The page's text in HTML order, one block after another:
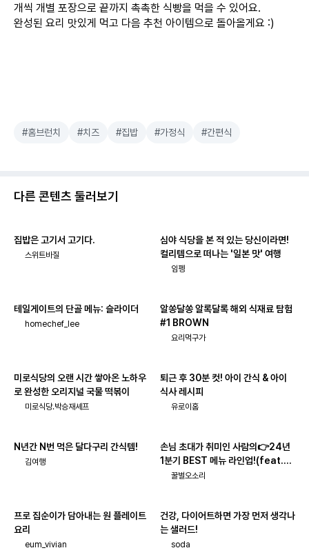
개씩 개별 포장으로 끝까지 촉촉한 식빵을 먹을 수 있어요.
완성된 요리 맛있게 먹고 다음 추천 아이템으로 돌아올게요 :)
#홈브런치 #치즈 #집밥 #가정식 #간편식
다른 콘텐츠 둘러보기
집밥은 고기서 고기다.
스위트바질
심야 식당을 본 적 있는 당신이라면!
컬리템으로 떠나는 '일본 맛' 여행
임펭
테일게이트의 단골 메뉴: 슬라이더
homechef_lee
알쏭달쏭 알록달록 해외 식재료 탐험
#1 BROWN
요리먹구가
미로식당의 오랜 시간 쌓아온 노하우
로 완성한 오리지널 국물 떡볶이
미로식당.박승재셰프
퇴근 후 30분 컷! 아이 간식 & 아이
식사 레시피
유로이홈
N년간 N번 먹은 달다구리 간식템!
김여행
손님 초대가 취미인 사람의👉24년
1분기 BEST 메뉴 라인업!(feat.주
류_페어링)
꿀벌오소리
프로 집순이가 담아내는 원 플레이트
요리
eum_vivian
건강, 다이어트하면 가장 먼저 생각나
는 샐러드!
soda